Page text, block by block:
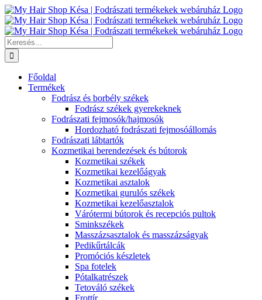
Kihagyás
Keresés...
Főoldal
Termékek
Fodrász és borbély székek
Fodrász székek gyerekeknek
Fodrászati fejmosók/hajmosók
Hordozható fodrászati fejmosóállomás
Fodrászati lábtartók
Kozmetikai berendezések és bútorok
Kozmetikai székek
Kozmetikai kezelőágyak
Kozmetikai asztalok
Kozmetikai gurulós székek
Kozmetikai kezelőasztalok
Várótermi bútorok és recepciós pultok
Sminkszékek
Masszázsasztalok és masszázságyak
Pedikűrtálcák
Promóciós készletek
Spa fotelek
Pótalkatrészek
Tetováló székek
Frottír